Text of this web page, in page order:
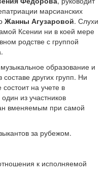
марсианских
Жанны Агузаровой. Слухи
Ксении ни в коей мере
родстве с группой
образование и
других групп. Ни
на учете в
из участников
вменяемым при самой
за рубежом.
к исполняемой